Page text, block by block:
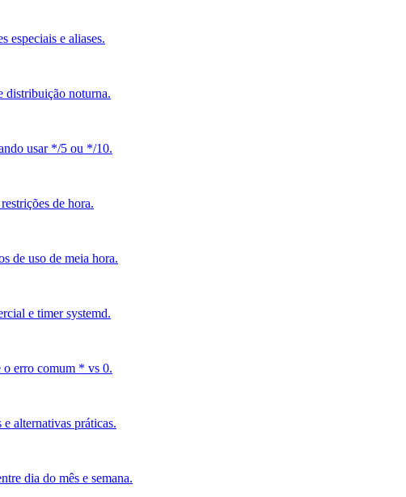
especiais e aliases.
distribuição noturna.
usar */5 ou */10.
de hora.
de uso de meia hora.
e timer systemd.
o erro comum * vs 0.
alternativas práticas.
dia do mês e semana.